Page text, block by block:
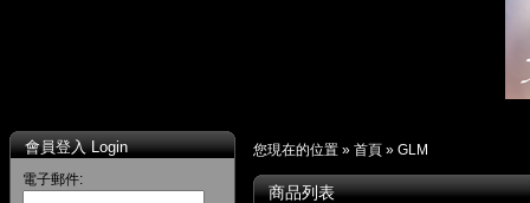
會員登入 Login
電子郵件:
您現在的位置 » 首頁 » GLM
商品列表